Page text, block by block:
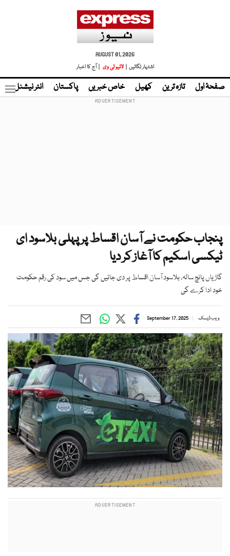
AUGUST 01, 2026
اشتہار لگائیں |
لائیو ٹی وی | آج کا اخبار
صفحۂ اول تازہ ترین کھیل خاص خبریں پاکستان انٹر نیشنل
پنجاب حکومت نے آسان اقساط پر پہلی بلاسود ای
ٹیکسی اسکیم کا آغاز کر دیا
گاڑیاں پانچ سالہ، بلاسود آسان اقساط پر دی جائیں گی جس میں سود کی رقم حکومت
خود ادا کرے گی
ویب ڈیسک September 17, 2025